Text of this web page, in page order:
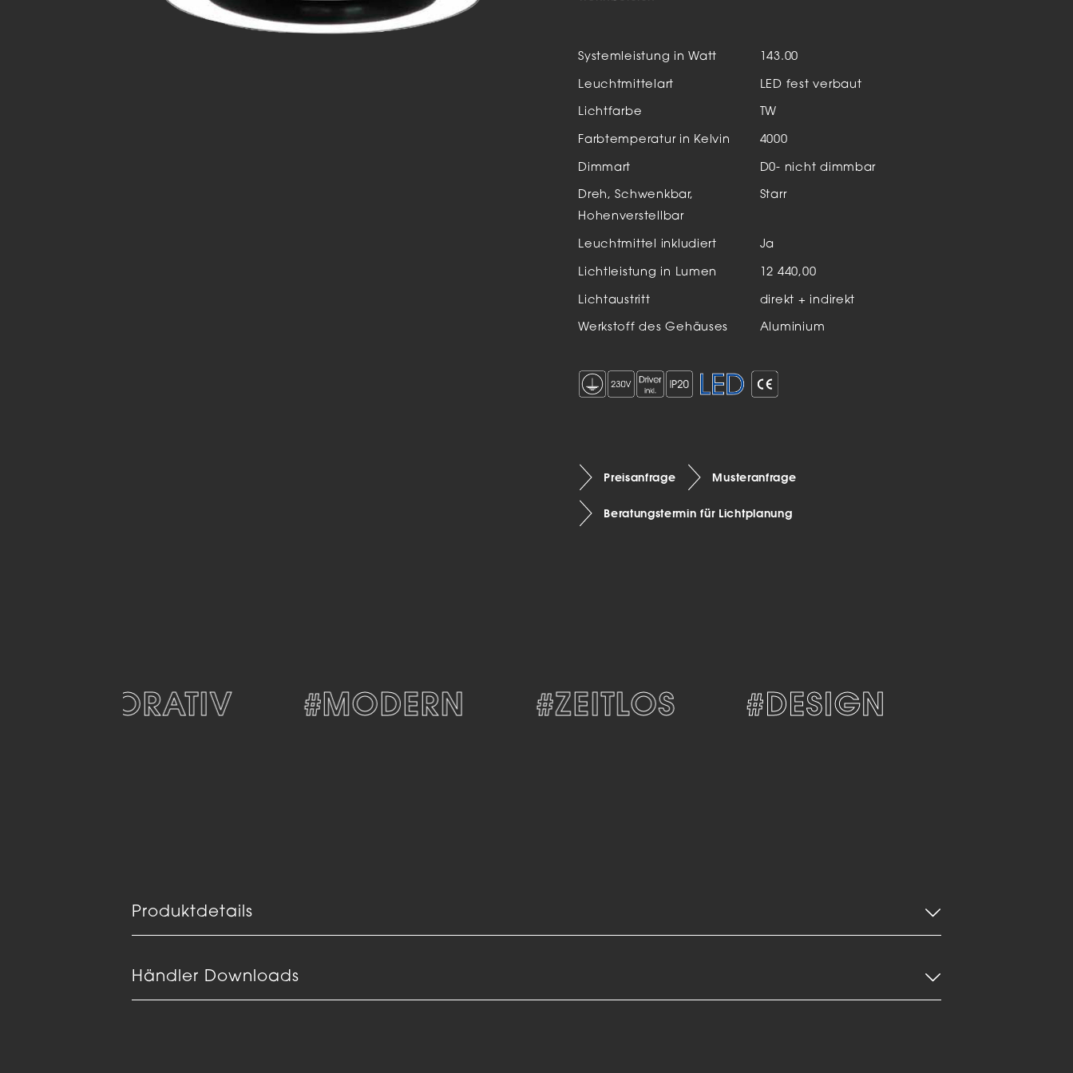
Schienensysteme
Einbauleuchten
Systemleistung in Watt 143.00
Leuchtmittelart LED fest verbaut
Lichtfarbe TW
Farbtemperatur in Kelvin 4000
Dimmart D0- nicht dimmbar
Dreh, Schwenkbar,
Hohenverstellbar
Starr
Leuchtmittel inkludiert Ja
Lichtleistung in Lumen 12 440,00
Lichtaustritt direkt + indirekt
Werkstoff des Gehäuses Aluminium
Preisanfrage Musteranfrage
Beratungstermin für Lichtplanung
#DESIGN
#DEKORATIV #MODERN #ZEITLOS
Produktdetails
Händler Downloads